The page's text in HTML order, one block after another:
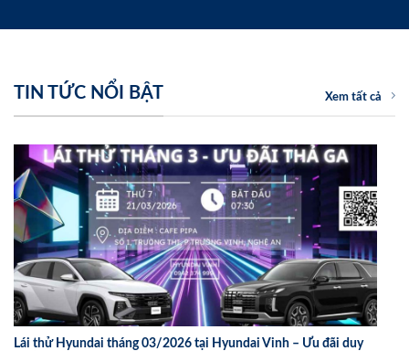
TIN TỨC NỔI BẬT Xem tất cả
Lái thử Hyundai tháng 03/2026 tại Hyundai Vinh – Ưu đãi duy